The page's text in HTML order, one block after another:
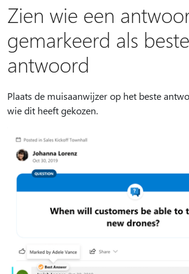
Zien wie een
gemarkeerd als beste
antwoord
Plaats de muisaanwijzer op het beste
wie dit heeft gekozen.